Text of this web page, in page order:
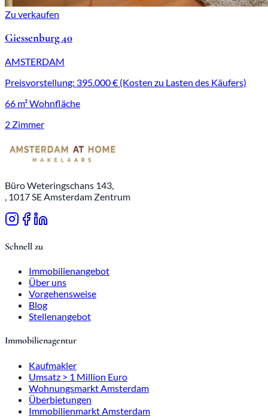
Zu verkaufen
Giessenburg 40
AMSTERDAM
Preisvorstellung: 395.000 € (Kosten zu Lasten des Käufers)
66 m² Wohnfläche
2 Zimmer
Büro Weteringschans 143,
, 1017 SE Amsterdam Zentrum
Schnell zu
Immobilienangebot
Über uns
Vorgehensweise
Blog
Stellenangebot
Immobilienagentur
Kaufmakler
Umsatz > 1 Million Euro
Wohnungsmarkt Amsterdam
Überbietungen
Immobilienmarkt Amsterdam